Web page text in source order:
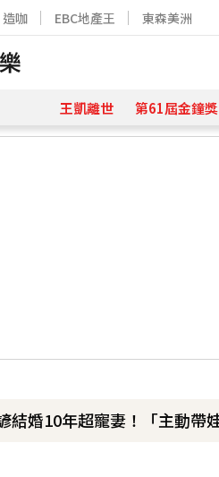
造咖 EBC地產王 東森美洲
王凱離世 第61屆金鐘獎
結婚10年超寵妻！「主動帶